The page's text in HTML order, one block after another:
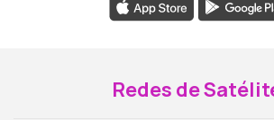
Redes de